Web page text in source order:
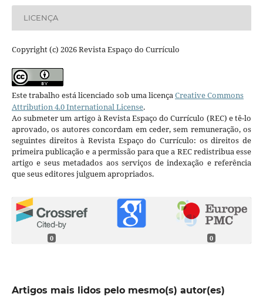
LICENÇA
Copyright (c) 2026 Revista Espaço do Currículo
Este trabalho está licenciado sob uma licençaCreative Commons
Attribution 4.0 International License.
Ao submeter um artigo à Revista Espaço do Currículo (REC) e tê-lo
aprovado, os autores concordam em ceder, sem remuneração, os
seguintes direitos à Revista Espaço do Currículo: os direitos de
primeira publicação e a permissão para que a REC redistribua esse
artigo e seus metadados aos serviços de indexação e referência
que seus editores julguem apropriados.
0 0
Artigos mais lidos pelo mesmo(s) autor(es)